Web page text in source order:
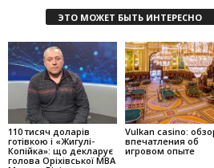
ЭТО МОЖЕТ БЫТЬ ИНТЕРЕСНО
110 тисяч доларів
готівкою і «Жигулі-
Копійка»: що декларує
голова Оріхівської МВА
Vulkan casino:
впечатления об
игровом опыте